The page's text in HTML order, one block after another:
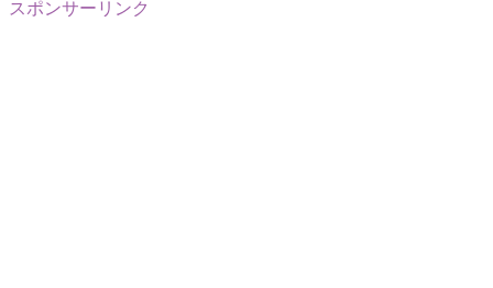
スポンサーリンク